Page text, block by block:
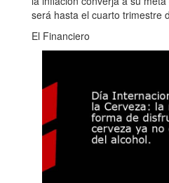
será hasta el cuarto trimestre
El Financiero